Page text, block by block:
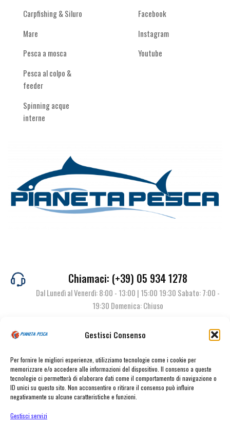
Gestisci Consenso
Per fornire le migliori esperienze, utilizziamo tecnologie come i cookie per
memorizzare e/o accedere alle informazioni del dispositivo. Il consenso a queste
tecnologie ci permetterà di elaborare dati come il comportamento di navigazione o
ID unici su questo sito. Non acconsentire o ritirare il consenso può influire
negativamente su alcune caratteristiche e funzioni.
Gestisci servizi
Carpfishing & Siluro
Mare
Pesca a mosca
Pesca al colpo &
feeder
Spinning acque
interne
Facebook
Instagram
Youtube
Chiamaci: (+39) 05 934 1278
Dal Lunedì al Venerdì: 8:00 - 13:00 | 15:00 19:30 Sabato: 7:00 -
19:30 Domenica: Chiuso